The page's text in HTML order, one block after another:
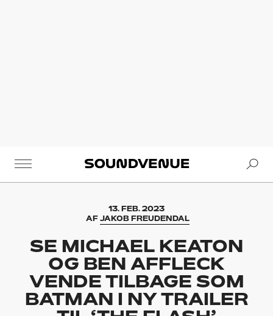
Soundvenue
13. FEB. 2023
AFJAKOB FREUDENDAL
SE MICHAEL KEATON
OG BEN AFFLECK
VENDE TILBAGE SOM
BATMAN I NY TRAILER